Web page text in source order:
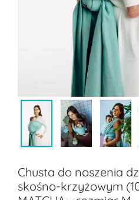
Chusta do noszenia
skośno-krzyżowym